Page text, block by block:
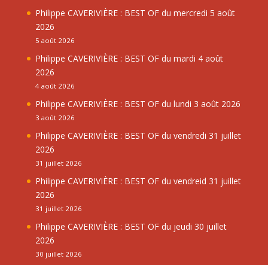
Philippe CAVERIVIÈRE : BEST OF du mercredi 5 août
2026
5 août 2026
Philippe CAVERIVIÈRE : BEST OF du mardi 4 août
2026
4 août 2026
Philippe CAVERIVIÈRE : BEST OF du lundi 3 août 2026
3 août 2026
Philippe CAVERIVIÈRE : BEST OF du vendredi 31 juillet
2026
31 juillet 2026
Philippe CAVERIVIÈRE : BEST OF du vendreid 31 juillet
2026
31 juillet 2026
Philippe CAVERIVIÈRE : BEST OF du jeudi 30 juillet
2026
30 juillet 2026